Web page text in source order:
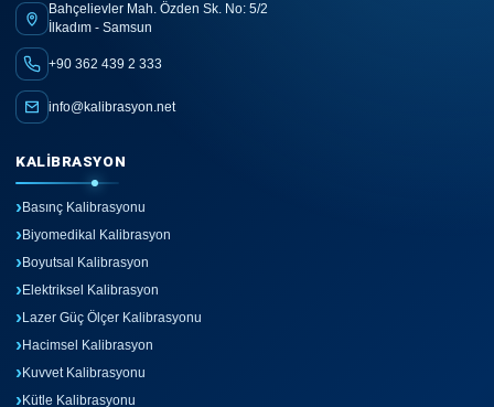
Bahçelievler Mah. Özden Sk. No: 5/2
İlkadım - Samsun
+90 362 439 2 333
info@kalibrasyon.net
KALIBRASYON
Basınç Kalibrasyonu
Biyomedikal Kalibrasyon
Boyutsal Kalibrasyon
Elektriksel Kalibrasyon
Lazer Güç Ölçer Kalibrasyonu
Hacimsel Kalibrasyon
Kuvvet Kalibrasyonu
Kütle Kalibrasyonu